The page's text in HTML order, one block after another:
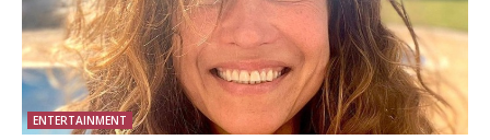
ENTERTAINMENT